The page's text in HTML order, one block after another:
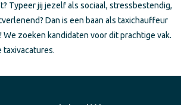
Typeer jij jezelf als sociaal, stressbestendig,
Dan is een baan als taxichauffeur
zoeken kandidaten voor dit prachtige vak.
taxivacatures.